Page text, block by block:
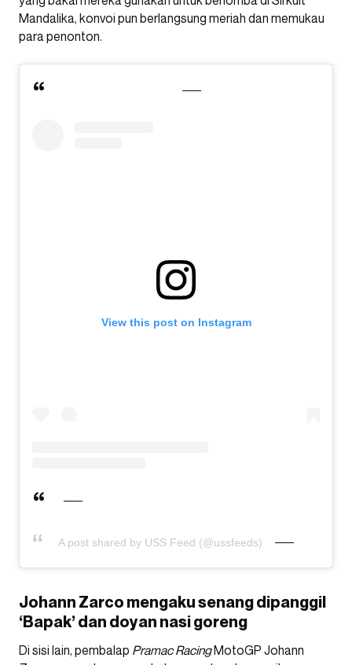
Mandalika, konvoi pun berlangsung meriah dan memukau
para penonton.
View this post on Instagram
A post shared by USS Feed (@ussfeeds)
Johann Zarco mengaku senang dipanggil
‘Bapak’ dan doyan nasi goreng
Di sisi lain, pembalap Pramac RacingMotoGP Johann